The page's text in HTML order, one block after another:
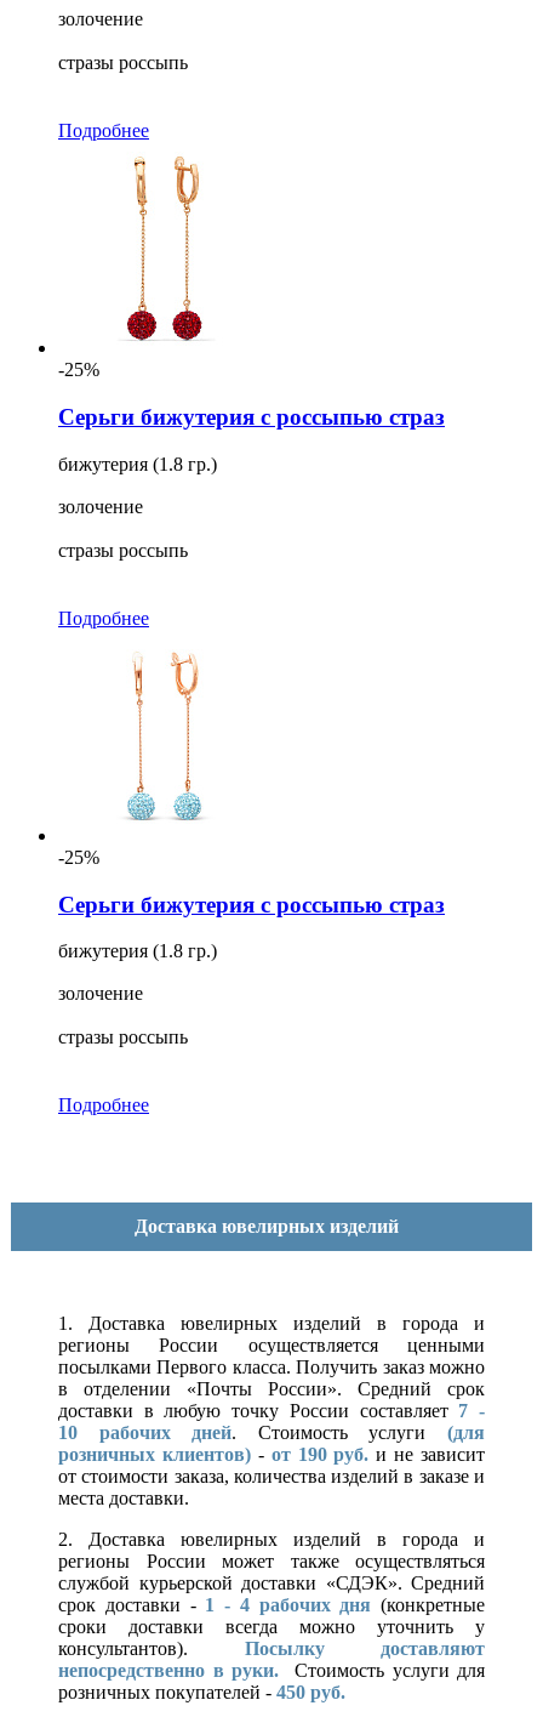
золочение
стразы россыпь
Подробнее
-25%
Серьги бижутерия с россыпью страз
бижутерия (1.8 гр.)
золочение
стразы россыпь
Подробнее
-25%
Серьги бижутерия с россыпью страз
бижутерия (1.8 гр.)
золочение
стразы россыпь
Подробнее
Доставка ювелирных изделий
1. Доставка ювелирных изделий в города и
регионы России осуществляется ценными
посылками Первого класса. Получить заказ можно
в отделении «Почты России». Средний срок
доставки в любую точку России составляет 7 -
10 рабочих дней. Стоимость услуги(для
розничных клиентов)- от 190 руб. и не зависит
от стоимости заказа, количества изделий в заказе и
места доставки.
2. Доставка ювелирных изделий в города и
регионы России может также осуществляться
службой курьерской доставки «СДЭК». Средний
срок доставки - 1 - 4 рабочих дня (конкретные
сроки доставки всегда можно уточнить у
консультантов). Посылку доставляют
непосредственно в руки.
Стоимость услуги для
розничных покупателей - 450 руб.